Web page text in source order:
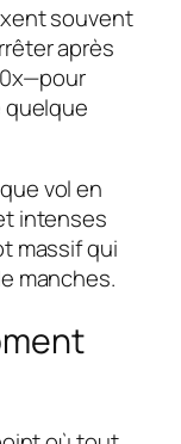
souvent
après
quelque
vol en
intenses
massif qui
manches.